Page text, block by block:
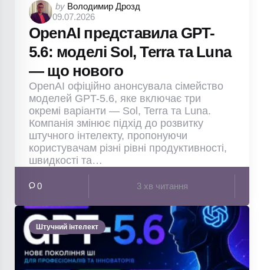
Posted
by
by Володимир Дрозд
09.07.2026
OpenAI представила GPT-
5.6: моделі Sol, Terra та Luna
— що нового
OpenAI офіційно анонсувала сімейство
моделей GPT-5.6, яке включає три
окремі варіанти — Sol, Terra та Luna.
Компанія змінює підхід до розвитку
штучного інтелекту, пропонуючи
користувачам різні рівні продуктивності,
швидкості та…
0 3 хв читання
Штучний інтелект